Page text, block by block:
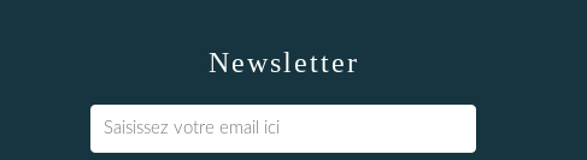
Newsletter